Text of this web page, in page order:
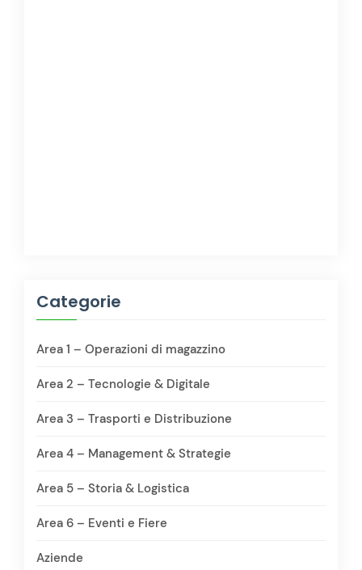
Categorie
Area 1 – Operazioni di magazzino
Area 2 – Tecnologie & Digitale
Area 3 – Trasporti e Distribuzione
Area 4 – Management & Strategie
Area 5 – Storia & Logistica
Area 6 – Eventi e Fiere
Aziende